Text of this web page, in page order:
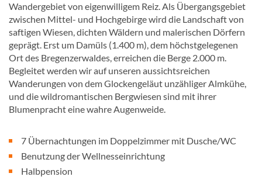
Wandergebiet von eigenwilligem Reiz. Als Übergangsgebiet
zwischen Mittel- und Hochgebirge wird die Landschaft von
saftigen Wiesen, dichten Wäldern und malerischen Dörfern
geprägt. Erst um Damüls (1.400 m), dem höchstgelegenen
Ort des Bregenzerwaldes, erreichen die Berge 2.000 m.
Begleitet werden wir auf unseren aussichtsreichen
Wanderungen von dem Glockengeläut unzähliger Almkühe,
und die wildromantischen Bergwiesen sind mit ihrer
Blumenpracht eine wahre Augenweide.
7 Übernachtungen im Doppelzimmer mit Dusche/WC
Benutzung der Wellnesseinrichtung
Halbpension